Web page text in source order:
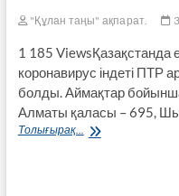
"Құлан таңы" ақпарат.
1 185 ViewsҚазақстанда
коронавирус індеті ПТР
болды. Аймақтар
Алматы қаласы – 695,
Толығырақ...
Еліміздегі